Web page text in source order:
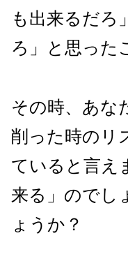
も出来るだろ
ろ」と思った
その時、あな
削った時のリ
ていると言え
来る」のでし
ょうか？